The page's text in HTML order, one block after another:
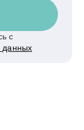
с
данных